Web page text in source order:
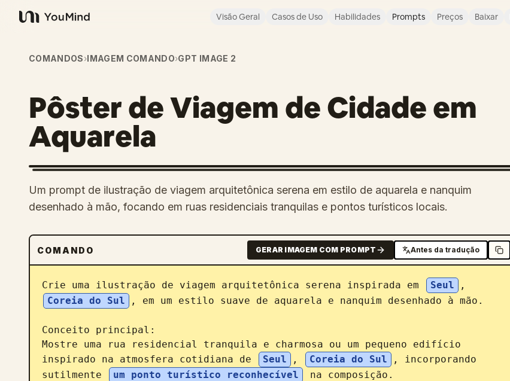
YouMind
Visão Geral Casos de Uso Habilidades Prompts Preços Baixar
COMANDOS›IMAGEM COMANDO›GPT IMAGE 2
Pôster de Viagem de Cidade em
Aquarela
Um prompt de ilustração de viagem arquitetônica serena em estilo de aquarela e nanquim
desenhado à mão, focando em ruas residenciais tranquilas e pontos turísticos locais.
COMANDO GERAR IMAGEM COM PROMPT Antes da tradução
Crie uma ilustração de viagem arquitetônica serena inspirada em Seul
,
Coreia do Sul
, em um estilo suave de aquarela e nanquim desenhado à mão.
Conceito principal:
Mostre uma rua residencial tranquila e charmosa ou um pequeno edifício
inspirado na atmosfera cotidiana de
Seul , Coreia do Sul
, incorporando
sutilmente
um ponto turístico reconhecível
na composição.